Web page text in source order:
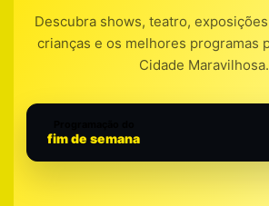
Descubra shows, teatro,
crianças e os melhores programas
Cidade Maravilhosa.
fim de semana